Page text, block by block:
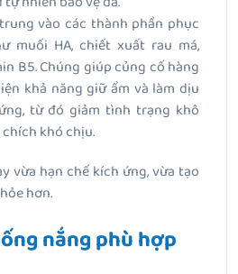
vào các thành phần phục
muối HA, chiết xuất rau má,
B5. Chúng giúp củng cố hàng
khả năng giữ ẩm và làm dịu
từ đó giảm tình trạng khô
khó chịu.
vừa hạn chế kích ứng, vừa tạo
hơn.
nắng phù hợp